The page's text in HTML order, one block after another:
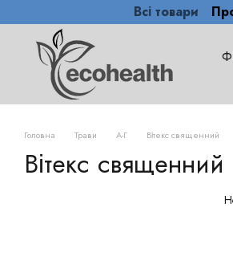
Перейти до основного контенту
Всі товари
Головна Трави А-Г Вітекс священний
Вітекс священний